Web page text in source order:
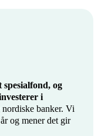
og
i
banker. Vi
og mener det gir